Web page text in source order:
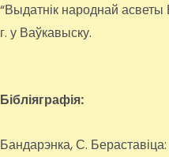
“Выдатнік народнай
г. у Ваўкавыску.
Бібліяграфія:
Бандарэнка, С.